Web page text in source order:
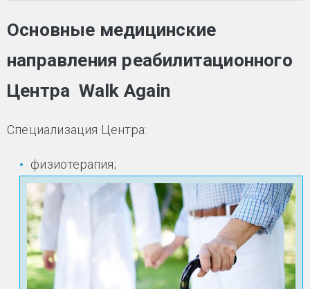
Основные медицинские
направления реабилитационного
Центра Walk Again
Специализация Центра:
физиотерапия;